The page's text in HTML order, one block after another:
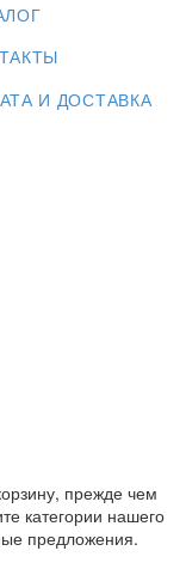
И ДОСТАВКА
прежде чем
категории нашего
предложения.